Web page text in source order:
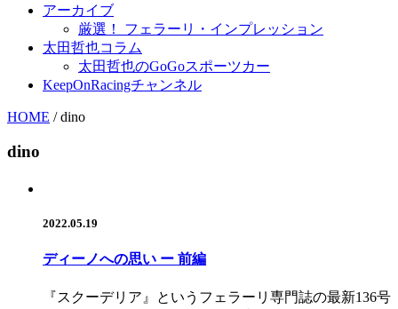
アーカイブ
厳選！ フェラーリ・インプレッション
太田哲也コラム
太田哲也のGoGoスポーツカー
KeepOnRacingチャンネル
HOME /dino
dino
2022.05.19
ディーノへの思い ー 前編
『スクーデリア』というフェラーリ専門誌の最新136号